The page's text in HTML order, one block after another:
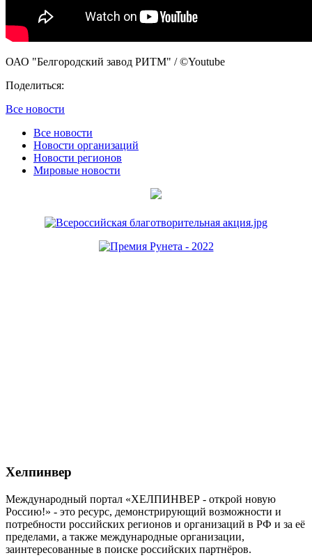
ОАО "Белгородский завод РИТМ" / ©Youtube
Поделиться:
Все новости
Все новости
Новости организаций
Новости регионов
Мировые новости
Хелпинвер
Международный портал «ХЕЛПИНВЕР - открой новую
Россию!» - это ресурс, демонстрирующий возможности и
потребности российских регионов и организаций в РФ и за её
пределами, а также международные организации,
заинтересованные в поиске российских партнёров.